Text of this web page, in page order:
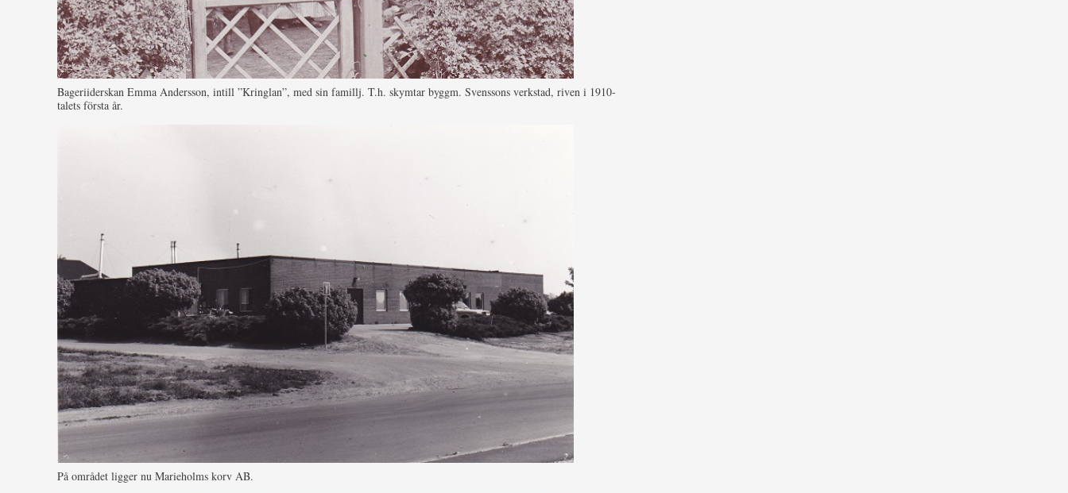
Bageriiderskan Emma Andersson, intill ”Kringlan”, med sin famillj. T.h. skymtar byggm. Svenssons verkstad, riven i 1910-
talets första år.
På området ligger nu Marieholms korv AB.